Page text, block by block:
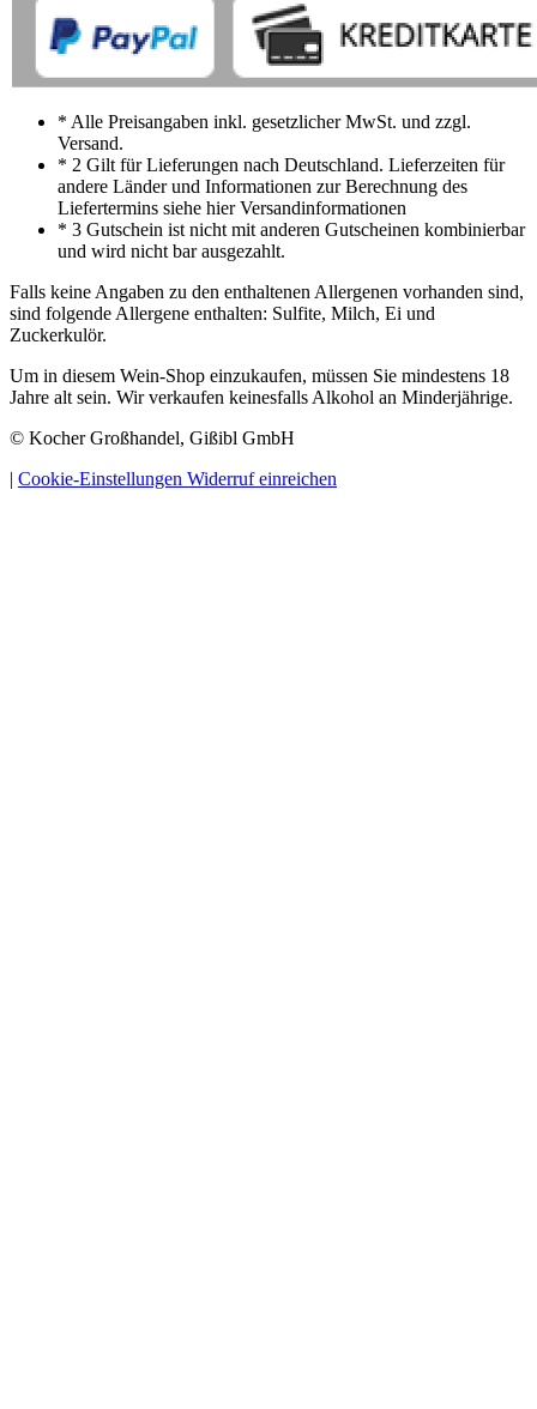
* Alle Preisangaben inkl. gesetzlicher MwSt. und zzgl.
Versand.
* 2 Gilt für Lieferungen nach Deutschland. Lieferzeiten für
andere Länder und Informationen zur Berechnung des
Liefertermins siehe hier Versandinformationen
* 3 Gutschein ist nicht mit anderen Gutscheinen kombinierbar
und wird nicht bar ausgezahlt.
Falls keine Angaben zu den enthaltenen Allergenen vorhanden sind,
sind folgende Allergene enthalten: Sulfite, Milch, Ei und
Zuckerkulör.
Um in diesem Wein-Shop einzukaufen, müssen Sie mindestens 18
Jahre alt sein. Wir verkaufen keinesfalls Alkohol an Minderjährige.
© Kocher Großhandel, Gißibl GmbH
| Cookie-Einstellungen Widerruf einreichen